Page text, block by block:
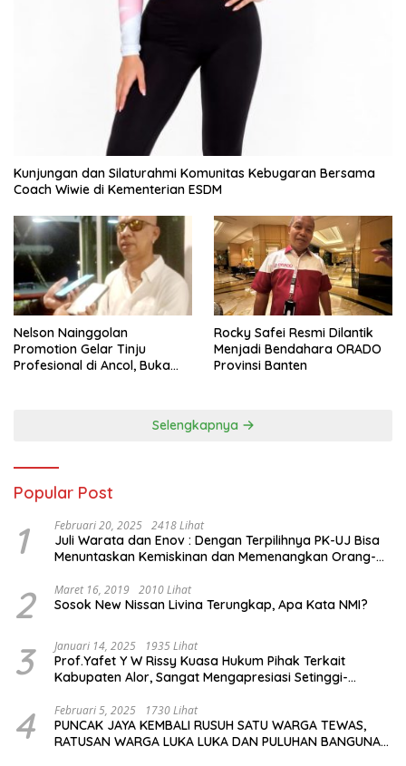
Kunjungan dan Silaturahmi Komunitas Kebugaran Bersama
Coach Wiwie di Kementerian ESDM
Nelson Nainggolan
Promotion Gelar Tinju
Profesional di Ancol, Buka
Rocky Safei Resmi Dilantik
Menjadi Bendahara ORADO
Provinsi Banten
Selengkapnya
Popular Post
1 Februari 20, 2025 2418 Lihat
Juli Warata dan Enov : Dengan Terpilihnya PK-UJ Bisa
Menuntaskan Kemiskinan dan Memenangkan Orang-
2 Maret 16, 2019 2010 Lihat
Sosok New Nissan Livina Terungkap, Apa Kata NMI?
3 Januari 14, 2025 1935 Lihat
Prof.Yafet Y W Rissy Kuasa Hukum Pihak Terkait
Kabupaten Alor, Sangat Mengapresiasi Setinggi-
dan Bapak Rey Mencabut Gugatannya ke MK
4 Februari 5, 2025 1730 Lihat
PUNCAK JAYA KEMBALI RUSUH SATU WARGA TEWAS,
RATUSAN WARGA LUKA LUKA DAN PULUHAN BANGUNAN